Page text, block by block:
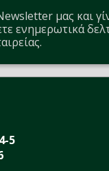
μας και
ενημερωτικά
5